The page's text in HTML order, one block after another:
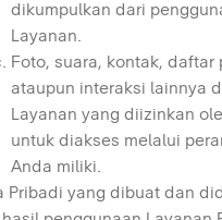
dikumpulkan dari
Layanan.
Foto, suara, kontak, daftar
ataupun interaksi lainnya
Layanan yang diizinkan
untuk diakses melalui
Anda miliki.
Pribadi yang dibuat dan